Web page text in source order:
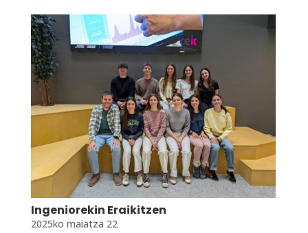
Ingeniorekin Eraikitzen
2025ko maiatza 22